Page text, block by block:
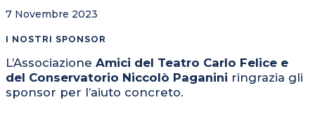
7 Novembre 2023
I NOSTRI SPONSOR
L’Associazione Amici del Teatro Carlo Felice e
del Conservatorio Niccolò Paganini ringrazia gli
sponsor per l’aiuto concreto.